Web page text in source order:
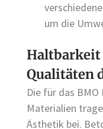
um die
Haltbarkeit
Qualitäten
Die für das
Materialien
Ästhetik bei.